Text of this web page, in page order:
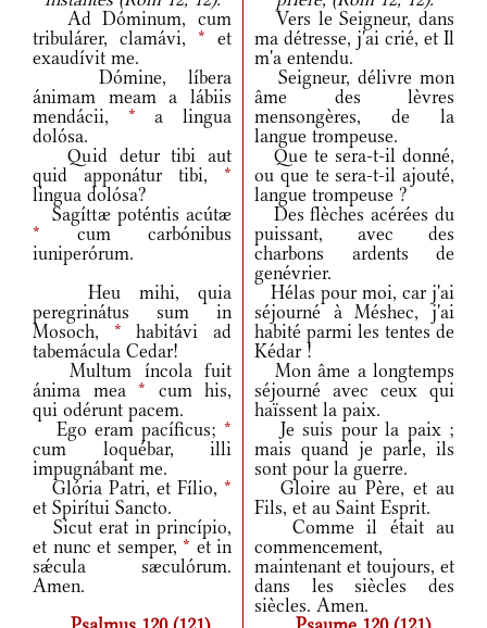
Ad Dóminum, cum
tribulárer, clamávi, * et
exaudívit me.
Vers le Seigneur, dans
ma détresse, j'ai crié, et Il
m'a entendu.
Dómine, líbera
ánimam meam a lábiis
mendácii, * a lingua
dolósa.
Seigneur, délivre mon
âme des lèvres
mensongères, de la
langue trompeuse.
Quid detur tibi aut
quid apponátur tibi, *
lingua dolósa?
Que te sera-t-il donné,
ou que te sera-t-il ajouté,
langue trompeuse ?
Sagíttæ poténtis acútæ
* cum carbónibus
iuniperórum.
Des flèches acérées du
puissant, avec des
charbons ardents de
genévrier.
Heu mihi, quia
peregrinátus sum in
Mosoch, * habitávi ad
tabemácula Cedar!
Hélas pour moi, car j'ai
séjourné à Méshec, j'ai
habité parmi les tentes de
Kédar !
Multum íncola fuit
ánima mea * cum his,
qui odérunt pacem.
Mon âme a longtemps
séjourné avec ceux qui
haïssent la paix.
Ego eram pacíficus; *
cum loquébar, illi
impugnábant me.
Je suis pour la paix ;
mais quand je parle, ils
sont pour la guerre.
Glória Patri, et Fílio, *
et Spirítui Sancto.
Gloire au Père, et au
Fils, et au Saint Esprit.
Sicut erat in princípio,
et nunc et semper, * et in
sǽcula sæculórum.
Amen.
Comme il était au
commencement,
maintenant et toujours, et
dans les siècles des
siècles. Amen.